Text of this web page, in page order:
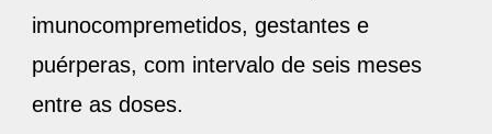
imunocompremetidos, gestantes e
puérperas, com intervalo de seis meses
entre as doses.